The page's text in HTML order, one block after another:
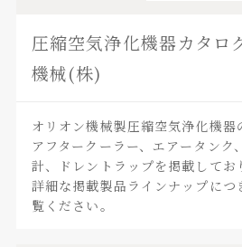
圧縮空気浄化機器カタ
機械(株)
オリオン機械製圧縮空気浄化機器
アフタークーラー、エアータンク
計、ドレントラップを掲載してお
詳細な掲載製品ラインナップにつ
覧ください。